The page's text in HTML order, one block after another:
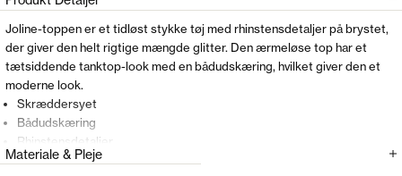
Joline-toppen er et tidløst stykke tøj med rhinstensdetaljer på brystet,
der giver den helt rigtige mængde glitter. Den ærmeløse top har et
tætsiddende tanktop-look med en bådudskæring, hvilket giver den et
moderne look.
Skræddersyet
Bådudskæring
Rhinstensdetaljer
Modellen er 177cm og har en størrelse 42(XL) på.
Materiale & Pleje